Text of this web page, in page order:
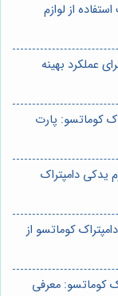
از لوازم
عملکرد بهینه
کوماتسو: پارت
یدکی دامپتراک
کوماتسو از
کوماتسو: معرفی